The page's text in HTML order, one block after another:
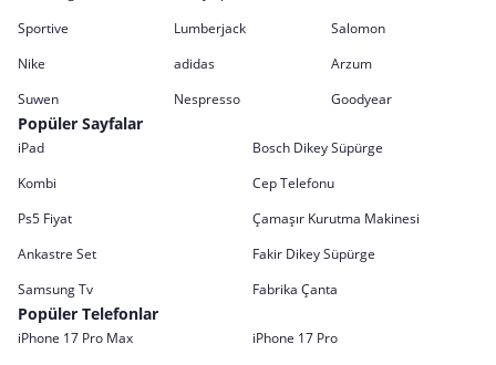
Sportive
Lumberjack
Salomon
Nike
adidas
Arzum
Suwen
Nespresso Goodyear
Popüler Sayfalar
iPad
Bosch Dikey Süpürge
Kombi
Cep Telefonu
Ps5 Fiyat
Çamaşır Kurutma Makinesi
Ankastre Set
Fakir Dikey Süpürge
Samsung Tv
Fabrika Çanta
Popüler Telefonlar
iPhone 17 Pro Max
iPhone 17 Pro